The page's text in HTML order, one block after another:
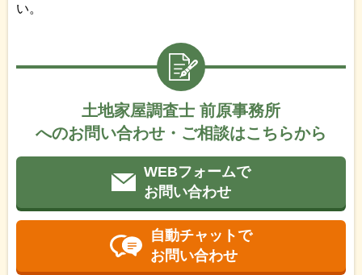
い。
土地家屋調査士 前原事務所
へのお問い合わせ・ご相談はこちらから
WEBフォームで
お問い合わせ
自動チャットで
お問い合わせ